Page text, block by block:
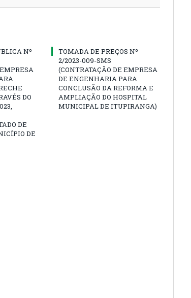
Nº
DO
DE
DE
TOMADA DE PREÇOS Nº
2/2023-009-SMS
(CONTRATAÇÃO DE EMPRESA
DE ENGENHARIA PARA
CONCLUSÃO DA REFORMA E
AMPLIAÇÃO DO HOSPITAL
MUNICIPAL DE ITUPIRANGA)